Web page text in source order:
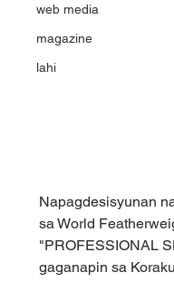
web media
magazine
lahi
Napagdesisyunan
sa World
"PROFESSIONAL
gaganapin sa